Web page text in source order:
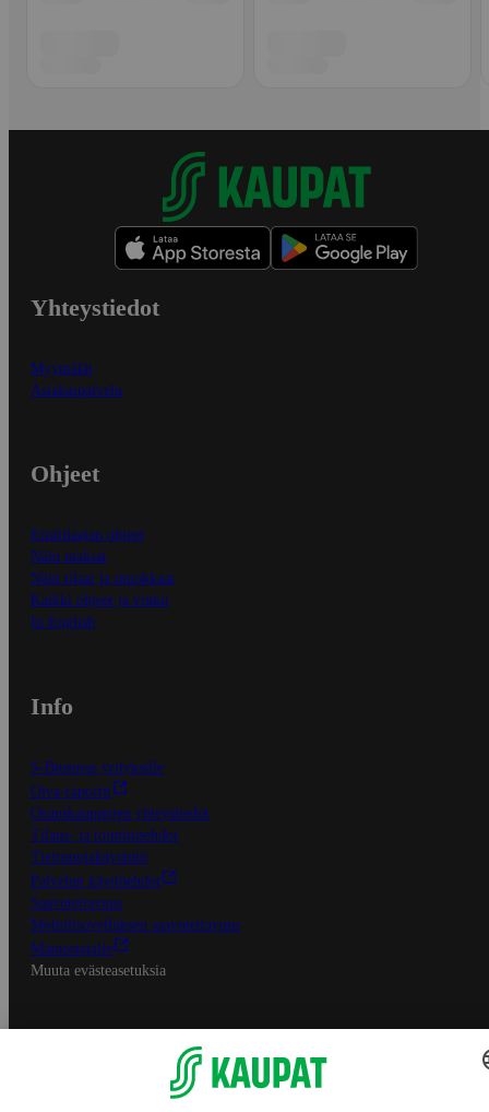
Yhteystiedot
Myymälät
Asiakaspalvelu
Ohjeet
Ensitilaajan ohjeet
Näin maksat
Näin tilaat ja muokkaat
Kaikki ohjeet ja vinkit
In English
Info
S-Business yrityksille
Oiva-raportit
Osuuskauppojen yhteystiedot
Tilaus- ja toimitusehdot
Tietosuojakäytäntö
Palvelun käyttöehdot
Saavutettavuus
Mobiilisovelluksen saavutettavuus
Mainostajalle
Muuta evästeasetuksia
S-ryhmän palvelut